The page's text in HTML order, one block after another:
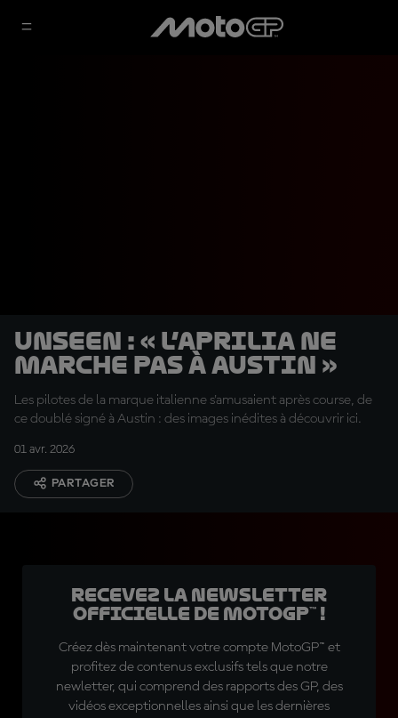
UNSEEN : « L’Aprilia ne
marche pas à Austin »
Les pilotes de la marque italienne s'amusaient après course, de
ce doublé signé à Austin : des images inédites à découvrir ici.
01 avr. 2026
PARTAGER
Recevez la Newsletter
officielle de MotoGP™ !
Créez dès maintenant votre compte MotoGP™ et
profitez de contenus exclusifs tels que notre
newletter, qui comprend des rapports des GP, des
vidéos exceptionnelles ainsi que les dernières